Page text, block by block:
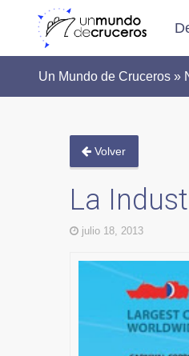
Un Mundo de Cruceros »
Volver
La
julio 18, 2013